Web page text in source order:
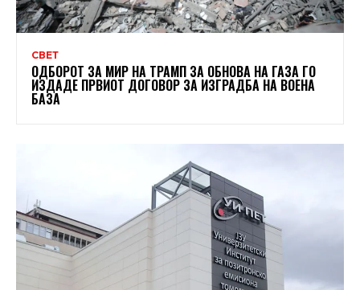
СВЕТ
ОДБОРОТ ЗА МИР НА ТРАМП ЗА ОБНОВА НА ГАЗА ГО
ИЗДАДЕ ПРВИОТ ДОГОВОР ЗА ИЗГРАДБА НА ВОЕНА
БАЗА